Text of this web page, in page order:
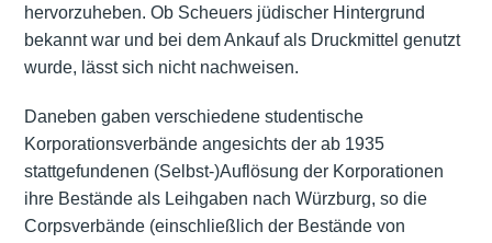
hervorzuheben. Ob Scheuers jüdischer Hintergrund
bekannt war und bei dem Ankauf als Druckmittel genutzt
wurde, lässt sich nicht nachweisen.
Daneben gaben verschiedene studentische
Korporationsverbände angesichts der ab 1935
stattgefundenen (Selbst-)Auflösung der Korporationen
ihre Bestände als Leihgaben nach Würzburg, so die
Corpsverbände (einschließlich der Bestände von